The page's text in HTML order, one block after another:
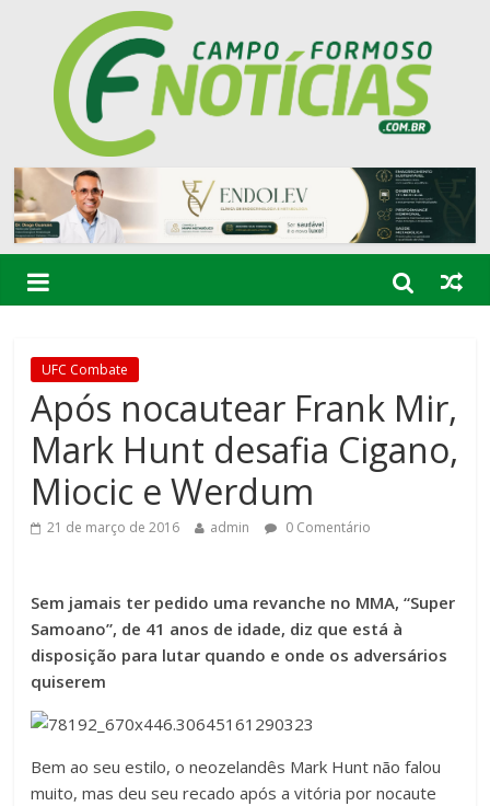
UFC Combate
Após nocautear Frank Mir,
Mark Hunt desafia Cigano,
Miocic e Werdum
21 de março de 2016 admin 0 Comentário
Sem jamais ter pedido uma revanche no MMA, “Super
Samoano”, de 41 anos de idade, diz que está à
disposição para lutar quando e onde os adversários
quiserem
Bem ao seu estilo, o neozelandês Mark Hunt não falou
muito, mas deu seu recado após a vitória por nocaute